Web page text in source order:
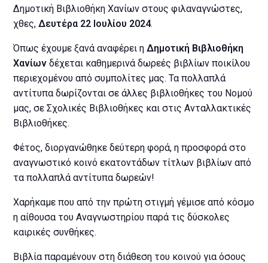
Δημοτική Βιβλιοθήκη Χανίων στους φιλαναγνώστες,
χθες,Δευτέρα 22 Ιουλίου 2024.
Όπως έχουμε ξανά αναφέρει ηΔημοτική Βιβλιοθήκη
Χανίων δέχεται καθημερινά δωρεές βιβλίων ποικίλου
περιεχομένου από συμπολίτες μας. Τα πολλαπλά
αντίτυπα δωρίζονται σε άλλες βιβλιοθήκες του Νομού
μας, σε Σχολικές Βιβλιοθήκες και στις Ανταλλακτικές
Βιβλιοθήκες.
Φέτος, διοργανώθηκε δεύτερη φορά, η προσφορά στο
αναγνωστικό κοινό εκατοντάδων τίτλων βιβλίων από
τα πολλαπλά αντίτυπα δωρεών!
Χαρήκαμε που από την πρώτη στιγμή γέμισε από κόσμο
η αίθουσα του Αναγνωστηρίου παρά τις δύσκολες
καιρικές συνθήκες.
Βιβλία παραμένουν στη διάθεση του κοινού για όσους